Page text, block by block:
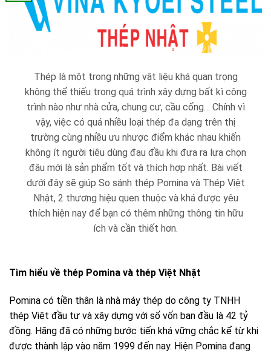
Thép là một trong những vật liệu khá quan trọng
không thể thiếu trong quá trình xây dựng bất kì công
trình nào như nhà cửa, chung cư, cầu cống… Chính vì
vậy, việc có quá nhiều loại thép đa dạng trên thị
trường cùng nhiều ưu nhược điểm khác nhau khiến
không ít người tiêu dùng đau đầu khi đưa ra lựa chọn
đâu mới là sản phẩm tốt và thích hợp nhất. Bài viết
dưới đây sẽ giúp So sánh thép Pomina và Thép Việt
Nhật, 2 thương hiệu quen thuộc và khá được yêu
thích hiện nay để bạn có thêm những thông tin hữu
ích và cần thiết hơn.
Tìm hiểu về thép Pomina và thép Việt Nhật
Pomina có tiền thân là nhà máy thép do công ty TNHH
thép Việt đầu tư và xây dựng với số vốn ban đầu là 42 tỷ
đồng. Hãng đã có những bước tiến khá vững chắc kể từ khi
được thành lập vào năm 1999 đến nay. Hiện Pomina đang